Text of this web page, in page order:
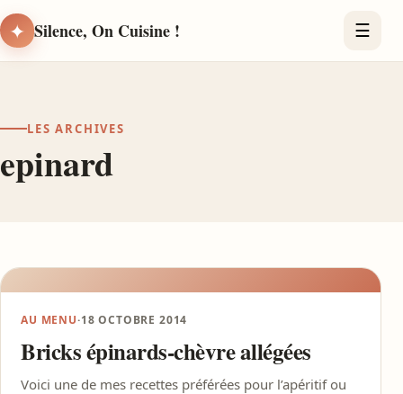
✦ Silence, On Cuisine ! ☰
LES ARCHIVES
epinard
AU MENU·18 OCTOBRE 2014
Bricks épinards-chèvre allégées
Voici une de mes recettes préférées pour l’apéritif ou